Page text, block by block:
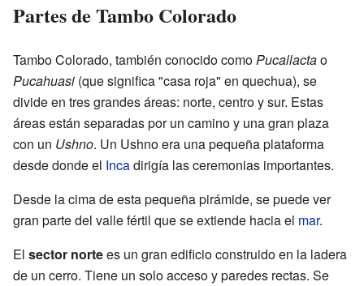
Partes de Tambo Colorado
Tambo Colorado, también conocido comoPucallactao
Pucahuasi (que significa "casa roja" en quechua), se
divide en tres grandes áreas: norte, centro y sur. Estas
áreas están separadas por un camino y una gran plaza
con un Ushno. Un Ushno era una pequeña plataforma
desde donde el Incadirigía las ceremonias importantes.
Desde la cima de esta pequeña pirámide, se puede ver
gran parte del valle fértil que se extiende hacia el mar.
El sector nortees un gran edificio construido en la ladera
de un cerro. Tiene un solo acceso y paredes rectas. Se